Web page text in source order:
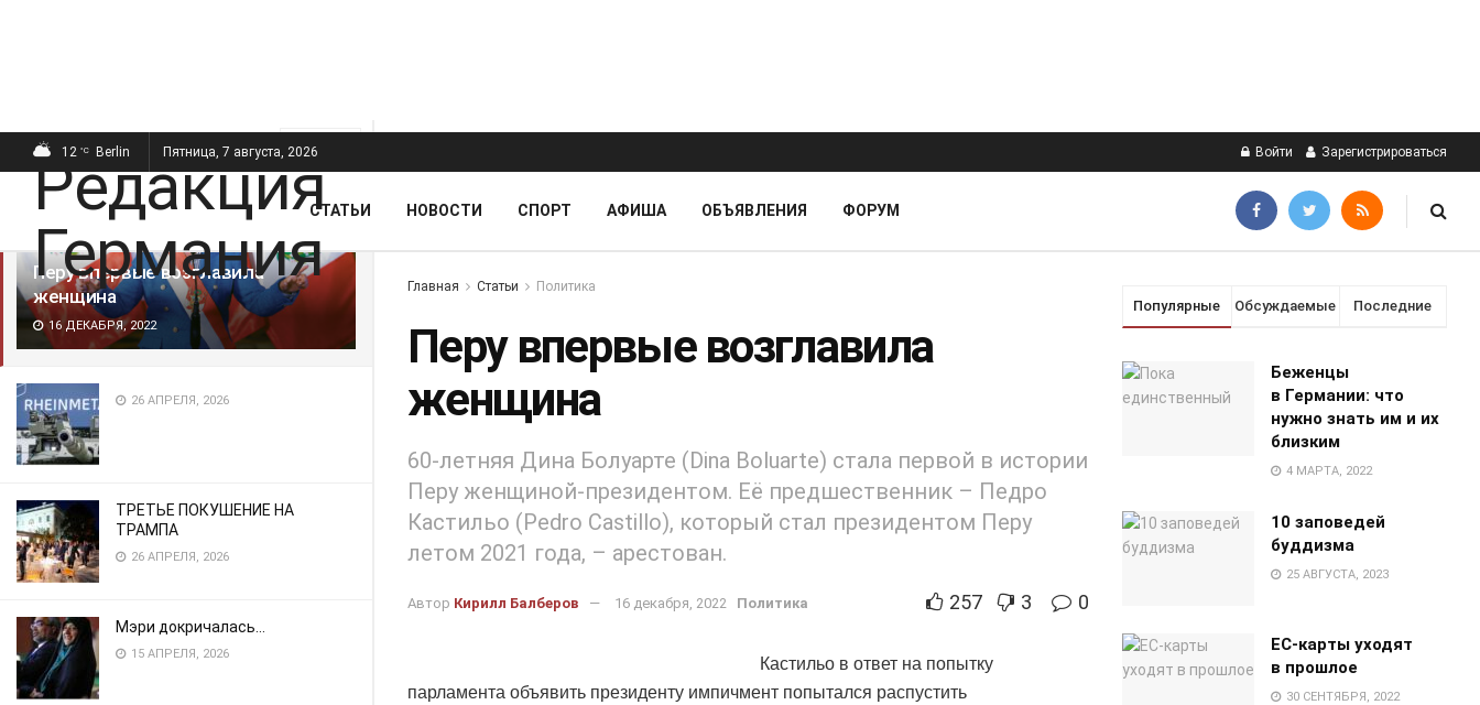
ПОСЛЕДНИЕ
Перу впервые возглавила
женщина
16 ДЕКАБРЯ, 2022
26 АПРЕЛЯ, 2026
ТРЕТЬЕ ПОКУШЕНИЕ НА
ТРАМПА
26 АПРЕЛЯ, 2026
Мэри докричалась…
15 АПРЕЛЯ, 2026
12 °C Berlin Пятница, 7 августа, 2026 Войти Зарегистрироваться
СТАТЬИ НОВОСТИ СПОРТ АФИША ОБЪЯВЛЕНИЯ ФОРУМ
Главная Статьи Политика
Перу впервые возглавила
женщина
60-летняя Дина Болуарте (Dina Boluarte) стала первой в истории
Перу женщиной-президентом. Её предшественник – Педро
Кастильо (Pedro Castillo), который стал президентом Перу
летом 2021 года, – арестован.
Автор Кирилл Балберов 16 декабря, 2022 Политика 257 3 0
Кастильо в ответ на попытку
парламента объявить президенту импичмент попытался распустить
Популярные Обсуждаемые Последние
Беженцы
в Германии: что
нужно знать им и их
близким
4 МАРТА, 2022
10 заповедей
буддизма
25 АВГУСТА, 2023
EC-карты уходят
в прошлое
30 СЕНТЯБРЯ, 2022